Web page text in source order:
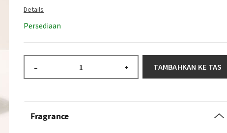
Persediaan
– + TAMBAHKAN KE TAS
Fragrance